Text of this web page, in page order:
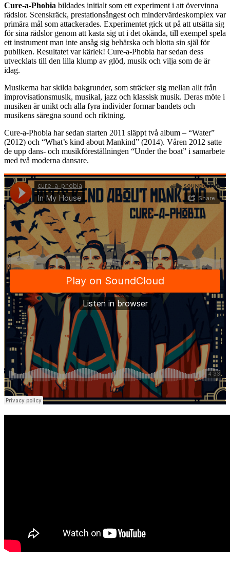
Cure-a-Phobia bildades initialt som ett experiment i att övervinna
rädslor. Scenskräck, prestationsångest och mindervärdeskomplex var
primära mål som attackerades. Experimentet gick ut på att utsätta sig
för sina rädslor genom att kasta sig ut i det okända, till exempel spela
ett instrument man inte ansåg sig behärska och blotta sin själ för
publiken. Resultatet var kärlek! Cure-a-Phobia har sedan dess
utvecklats till den lilla klump av glöd, musik och vilja som de är
idag.
Musikerna har skilda bakgrunder, som sträcker sig mellan allt från
improvisationsmusik, musikal, jazz och klassisk musik. Deras möte i
musiken är unikt och alla fyra individer formar bandets och
musikens säregna sound och riktning.
Cure-a-Phobia har sedan starten 2011 släppt två album – “Water”
(2012) och “What’s kind about Mankind” (2014). Våren 2012 satte
de upp dans- och musikföreställningen “Under the boat” i samarbete
med två moderna dansare.